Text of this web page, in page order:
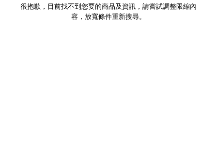
很抱歉，目前找不到您要的商品及資訊，請嘗試調整限縮內
容，放寬條件重新搜尋。